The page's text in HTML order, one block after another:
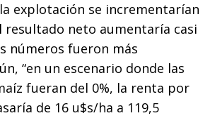
explotación se incrementarían
resultado neto aumentaría casi
números fueron más
“en un escenario donde las
fueran del 0%, la renta por
de 16 u$s/ha a 119,5